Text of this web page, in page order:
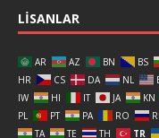
LISANLAR
AR AZ BN BS
HR
CS DA NL
IW
HI IT JA KN
PL
PT PA RO
TA
TE TH TR